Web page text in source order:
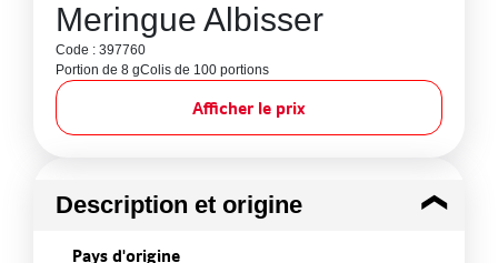
Meringue Albisser
Code : 397760
Portion de 8 gColis de 100 portions
Afficher le prix
Description et origine
Pays d'origine